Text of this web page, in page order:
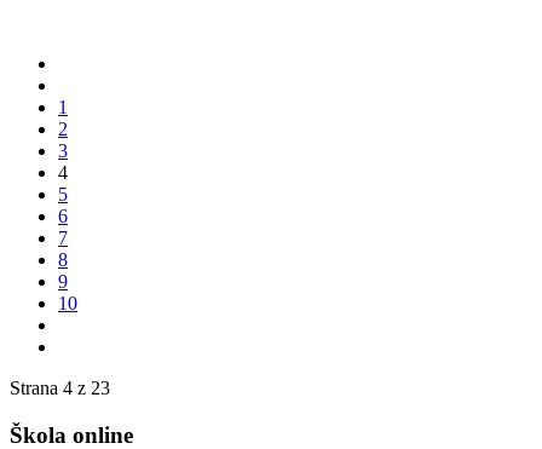
1
2
3
4
5
6
7
8
9
10
Strana 4 z 23
Škola online